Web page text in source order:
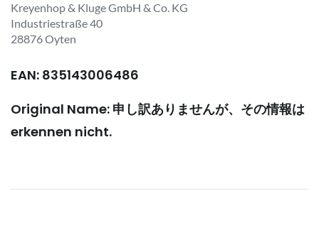
Kreyenhop & Kluge GmbH & Co. KG
Industriestraße 40
28876 Oyten
EAN: 835143006486
Original Name: 申し訳ありませんが、その情報は
erkennen nicht.